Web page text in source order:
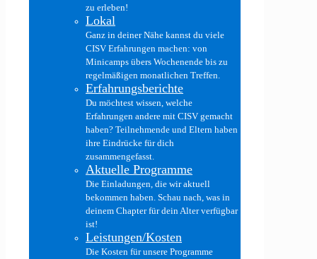
zu erleben!
Lokal
Ganz in deiner Nähe kannst du viele
CISV Erfahrungen machen: von
Minicamps übers Wochenende bis zu
regelmäßigen monatlichen Treffen.
Erfahrungsberichte
Du möchtest wissen, welche
Erfahrungen andere mit CISV gemacht
haben? Teilnehmende und Eltern haben
ihre Eindrücke für dich
zusammengefasst.
Aktuelle Programme
Die Einladungen, die wir aktuell
bekommen haben. Schau nach, was in
deinem Chapter für dein Alter verfügbar
ist!
Leistungen/Kosten
Die Kosten für unsere Programme